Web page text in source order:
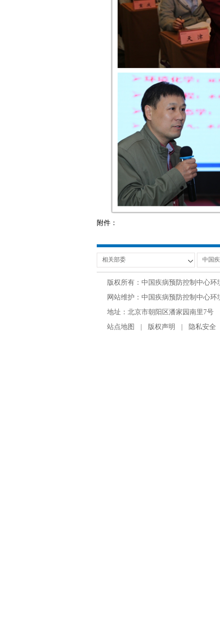
附件：
版权所有：中国疾病预防控制中心环
网站维护：中国疾病预防控制中心
地址：北京市朝阳区潘家园南里7号
站点地图
版权声明 隐私安全